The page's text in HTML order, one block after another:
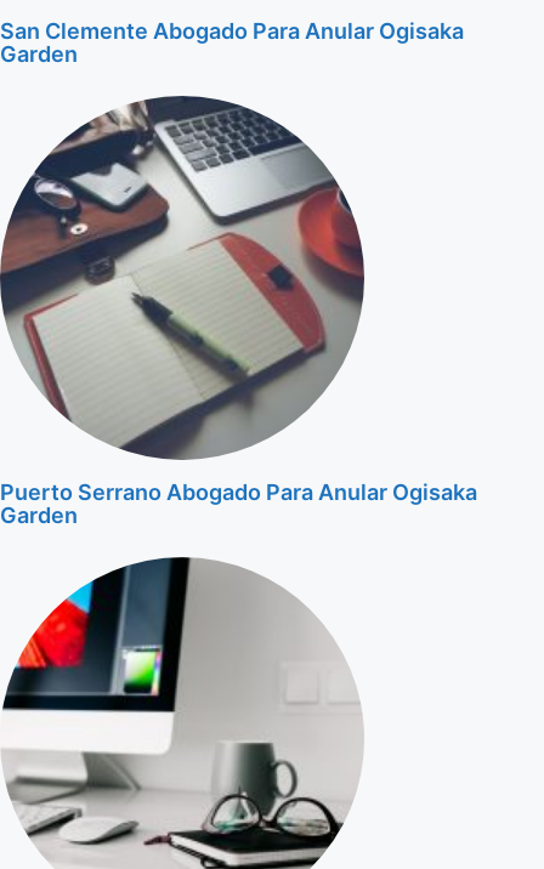
San Clemente Abogado Para Anular Ogisaka
Garden
Puerto Serrano Abogado Para Anular Ogisaka
Garden